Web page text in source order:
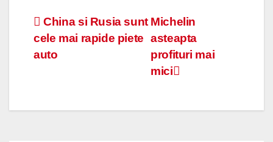
Navigare
în
Michelin
asteapta
profituri mai
mici
China si Rusia sunt
cele mai rapide piete
auto